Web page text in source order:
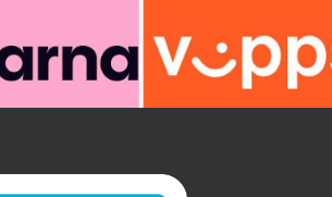
COREtec® til et etterspurt produkt.
Naturals® serien byr på noen av de aller
flotteste dekorene på markedet og har en
ekstra matt og strukturert overflate .